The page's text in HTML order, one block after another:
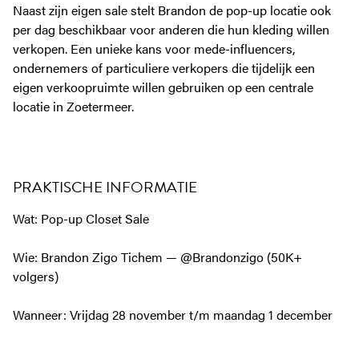
Naast zijn eigen sale stelt Brandon de pop-up locatie ook
per dag beschikbaar voor anderen die hun kleding willen
verkopen. Een unieke kans voor mede-influencers,
ondernemers of particuliere verkopers die tijdelijk een
eigen verkoopruimte willen gebruiken op een centrale
locatie in Zoetermeer.
PRAKTISCHE INFORMATIE
Wat: Pop-up Closet Sale
Wie: Brandon Zigo Tichem — @Brandonzigo (50K+
volgers)
Wanneer: Vrijdag 28 november t/m maandag 1 december